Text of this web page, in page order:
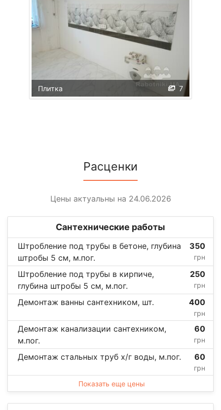
7
Плитка
Расценки
Цены актуальны на 24.06.2026
Сантехнические работы
Штробление под трубы в бетоне, глубина
штробы 5 см, м.пог.
350
грн
Штробление под трубы в кирпиче,
глубина штробы 5 см, м.пог.
250
грн
Демонтаж ванны сантехником, шт. 400
грн
Демонтаж канализации сантехником,
м.пог.
60
грн
Демонтаж стальных труб х/г воды, м.пог. 60
грн
Показать еще цены